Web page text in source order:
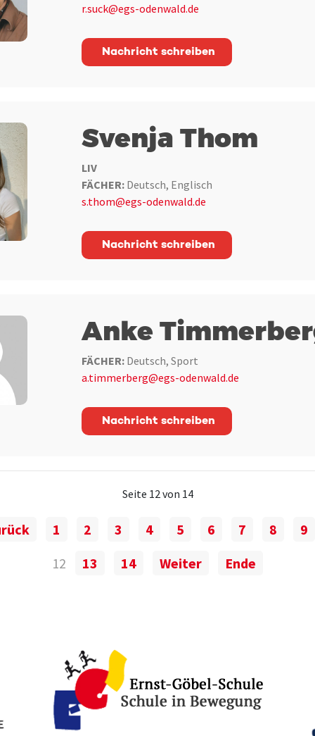
r.suck@egs-odenwald.de
Nachricht schreiben
Svenja Thom
LIV
FÄCHER: Deutsch, Englisch
s.thom@egs-odenwald.de
Nachricht schreiben
Anke
FÄCHER: Deutsch, Sport
a.timmerberg@egs-odenwald.de
Nachricht schreiben
Seite 12 von 14
1 2 3 4 5 6 7 8
9
12
13 14 Weiter Ende